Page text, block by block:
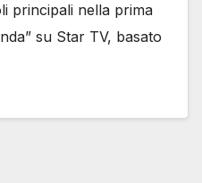
principali nella prima
su Star TV, basato